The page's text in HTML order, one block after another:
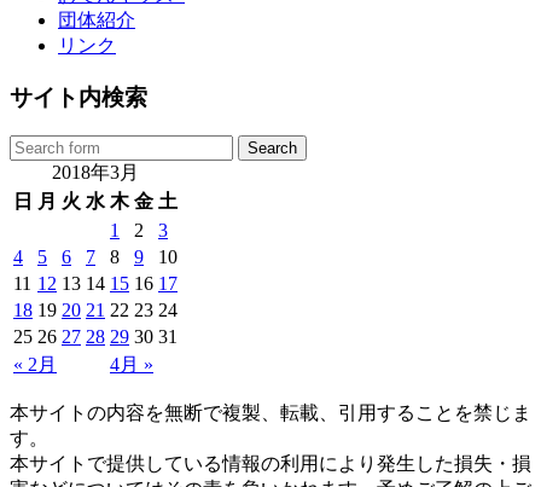
団体紹介
リンク
サイト内検索
2018年3月
日 月 火 水 木 金 土
« 2月 4月 »
1 2
3
4
5 6 7 8 9
10
11 12 13 14 15 16 17
18 19 20 21 22 23 24
25 26 27 28 29 30 31
本サイトの内容を無断で複製、転載、引用することを禁じま
す。
本サイトで提供している情報の利用により発生した損失・損